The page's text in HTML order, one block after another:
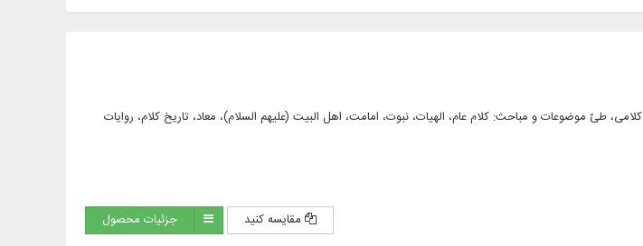
کتاب، افزون بر 1000 جلد از آثار کلامی، طیّ موضوعات و مباحث: کلام عام، الهیات، نبوت، امامت، اهل البیت (علیهم السلام)، معاد، تاریخ کلام، روایات
مقایسه کنید جزئیات محصول